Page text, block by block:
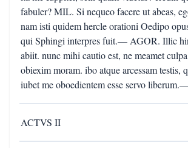
fabuler? MIL. Si nequeo facere ut abeas,
nam isti quidem hercle orationi Oedipo
qui Sphingi interpres fuit.— AGOR. Illic
abiit. nunc mihi cautio est, ne meamet
obiexim moram. ibo atque arcessam testis,
iubet me oboedientem esse servo
ACTVS II